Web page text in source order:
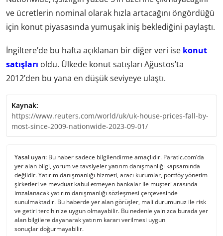
ve ücretlerin nominal olarak hızla artacağını öngördüğü
için konut piyasasında yumuşak iniş beklediğini paylaştı.
İngiltere’de bu hafta açıklanan bir diğer veri ise konut
satışları oldu. Ülkede konut satışları Ağustos’ta
2012’den bu yana en düşük seviyeye ulaştı.
Kaynak:
https://www.reuters.com/world/uk/uk-house-prices-fall-by-
most-since-2009-nationwide-2023-09-01/
Yasal uyarı: Bu haber sadece bilgilendirme amaçlıdır. Paratic.com’da
yer alan bilgi, yorum ve tavsiyeler yatırım danışmanlığı kapsamında
değildir. Yatırım danışmanlığı hizmeti, aracı kurumlar, portföy yönetim
şirketleri ve mevduat kabul etmeyen bankalar ile müşteri arasında
imzalanacak yatırım danışmanlığı sözleşmesi çerçevesinde
sunulmaktadır. Bu haberde yer alan görüşler, mali durumunuz ile risk
ve getiri tercihinize uygun olmayabilir. Bu nedenle yalnızca burada yer
alan bilgilere dayanarak yatırım kararı verilmesi uygun
sonuçlar doğurmayabilir.